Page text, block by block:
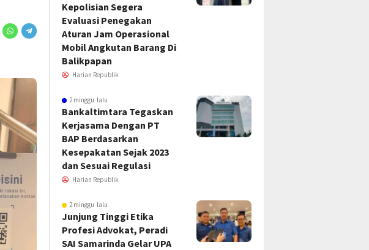
Kepolisian Segera
Evaluasi Penegakan
Aturan Jam Operasional
Mobil Angkutan Barang Di
Balikpapan
Harian Republik
2 minggu lalu
Bankaltimtara Tegaskan
Kerjasama Dengan PT
BAP Berdasarkan
Kesepakatan Sejak 2023
dan Sesuai Regulasi
Harian Republik
2 minggu lalu
Junjung Tinggi Etika
Profesi Advokat, Peradi
SAI Samarinda Gelar UPA